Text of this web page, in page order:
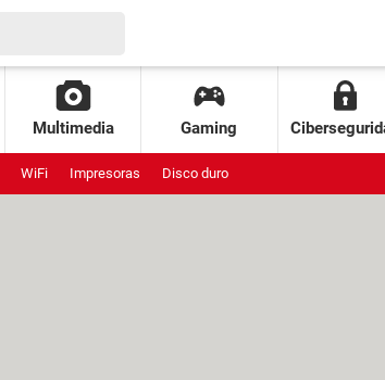
Multimedia Gaming
WiFi Impresoras Disco duro